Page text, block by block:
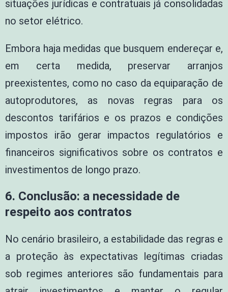
situações jurídicas e contratuais já consolidadas
no setor elétrico.
Embora haja medidas que busquem endereçar e,
em certa medida, preservar arranjos
preexistentes, como no caso da equiparação de
autoprodutores, as novas regras para os
descontos tarifários e os prazos e condições
impostos irão gerar impactos regulatórios e
financeiros significativos sobre os contratos e
investimentos de longo prazo.
6. Conclusão: a necessidade de
respeito aos contratos
No cenário brasileiro, a estabilidade das regras e
a proteção às expectativas legítimas criadas
sob regimes anteriores são fundamentais para